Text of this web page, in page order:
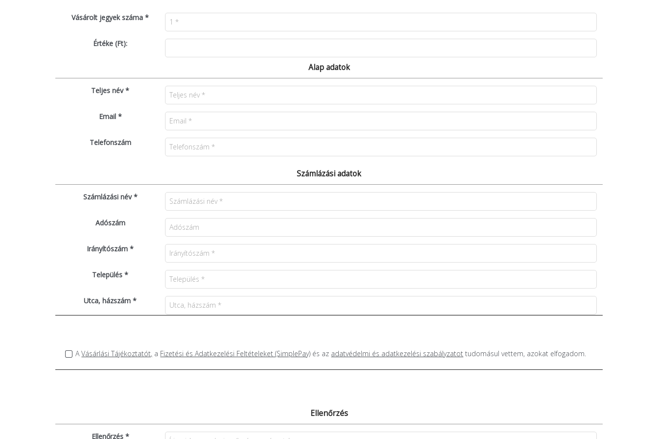
Vásárolt jegyek száma *
Értéke (Ft):
Alap adatok
Teljes név *
Email *
Telefonszám
Számlázási adatok
Számlázási név *
Adószám
Irányítószám *
Település *
Utca, házszám *
AVásárlási Tájékoztatót, a Fizetési és Adatkezelési Feltételeket (SimplePay) és az adatvédelmi és adatkezelési szabályzatot tudomásul vettem, azokat elfogadom.
Ellenőrzés
Ellenőrzés *